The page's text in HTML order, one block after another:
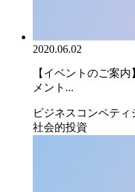
2020.06.02
【イベントのご案
メント...
ビジネスコンペティ
社会的投資